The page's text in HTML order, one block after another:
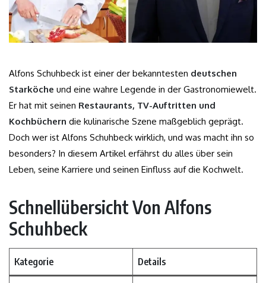
Alfons Schuhbeck ist einer der bekanntesten deutschen
Starköche und eine wahre Legende in der Gastronomiewelt.
Er hat mit seinen Restaurants, TV-Auftritten und
Kochbüchern die kulinarische Szene maßgeblich geprägt.
Doch wer ist Alfons Schuhbeck wirklich, und was macht ihn so
besonders? In diesem Artikel erfährst du alles über sein
Leben, seine Karriere und seinen Einfluss auf die Kochwelt.
Schnellübersicht Von Alfons
Schuhbeck
Kategorie Details